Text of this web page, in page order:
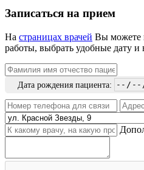
Записаться на прием
На страницах врачей Вы можете
работы, выбрать удобные дату и
Дата рождения пациента: